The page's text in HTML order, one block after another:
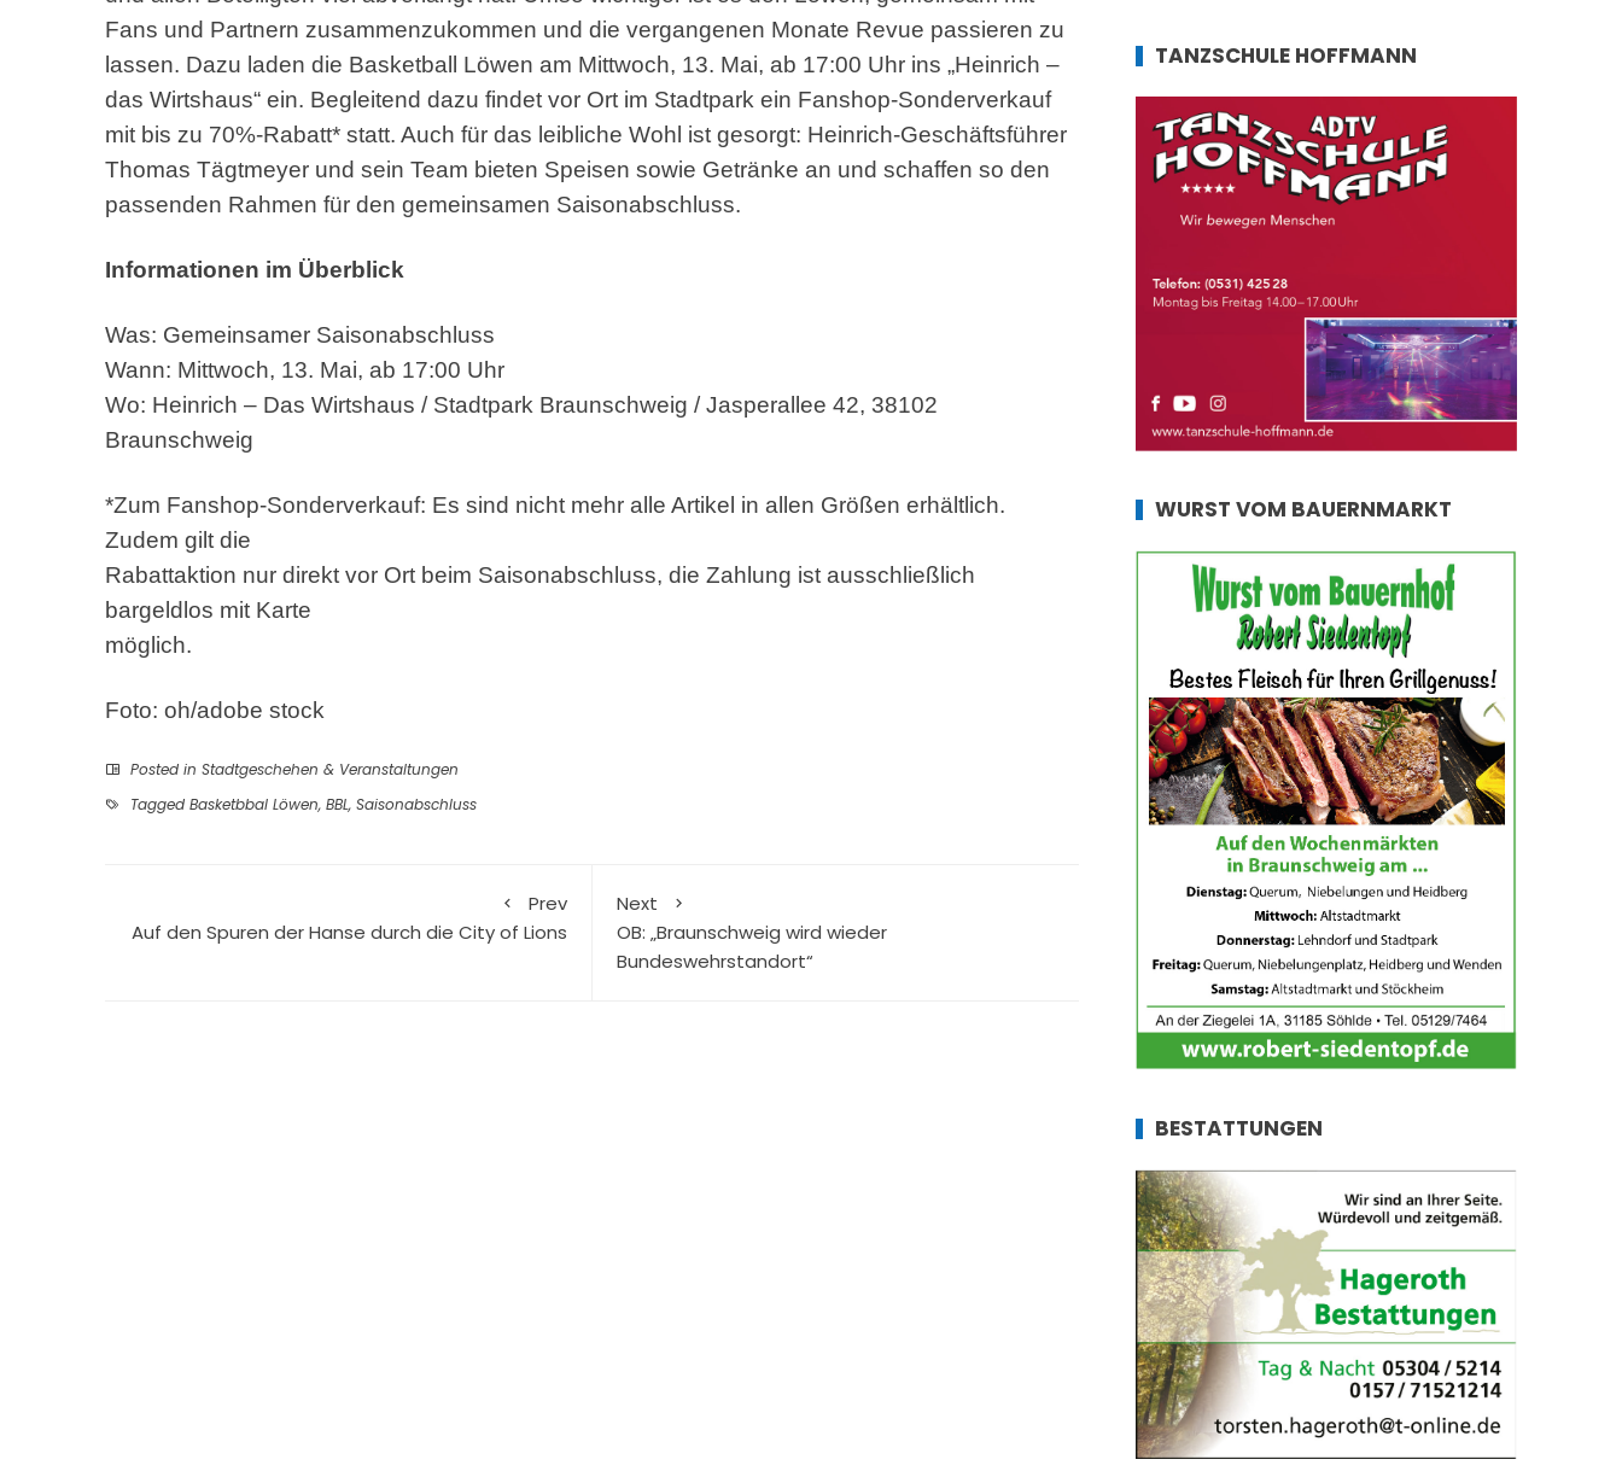
Fans und Partnern zusammenzukommen und die vergangenen Monate Revue passieren zu
lassen. Dazu laden die Basketball Löwen am Mittwoch, 13. Mai, ab 17:00 Uhr ins „Heinrich –
das Wirtshaus“ ein. Begleitend dazu findet vor Ort im Stadtpark ein Fanshop-Sonderverkauf
mit bis zu 70%-Rabatt* statt. Auch für das leibliche Wohl ist gesorgt: Heinrich-Geschäftsführer
Thomas Tägtmeyer und sein Team bieten Speisen sowie Getränke an und schaffen so den
passenden Rahmen für den gemeinsamen Saisonabschluss.
Informationen im Überblick
Was: Gemeinsamer Saisonabschluss
Wann: Mittwoch, 13. Mai, ab 17:00 Uhr
Wo: Heinrich – Das Wirtshaus / Stadtpark Braunschweig / Jasperallee 42, 38102
Braunschweig
*Zum Fanshop-Sonderverkauf: Es sind nicht mehr alle Artikel in allen Größen erhältlich.
Zudem gilt die
Rabattaktion nur direkt vor Ort beim Saisonabschluss, die Zahlung ist ausschließlich
bargeldlos mit Karte
möglich.
Foto: oh/adobe stock
Posted in Stadtgeschehen & Veranstaltungen
Tagged Basketbbal Löwen, BBL, Saisonabschluss
Prev
Auf den Spuren der Hanse durch die City of Lions
Next
OB: „Braunschweig wird wieder
Bundeswehrstandort“
TANZSCHULE HOFFMANN
WURST VOM BAUERNMARKT
BESTATTUNGEN